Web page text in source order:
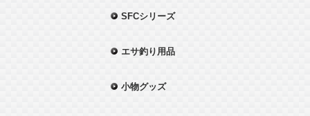
SFCシリーズ
エサ釣り用品
小物グッズ